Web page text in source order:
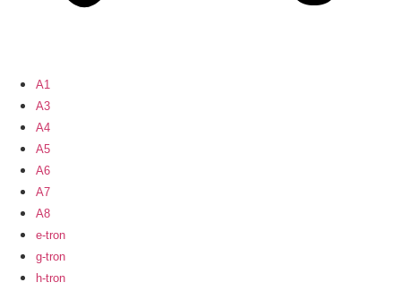
A1
A3
A4
A5
A6
A7
A8
e-tron
g-tron
h-tron